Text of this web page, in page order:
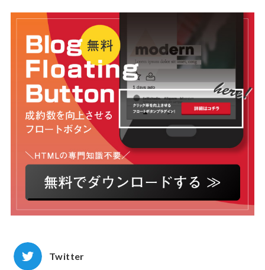
Twitter